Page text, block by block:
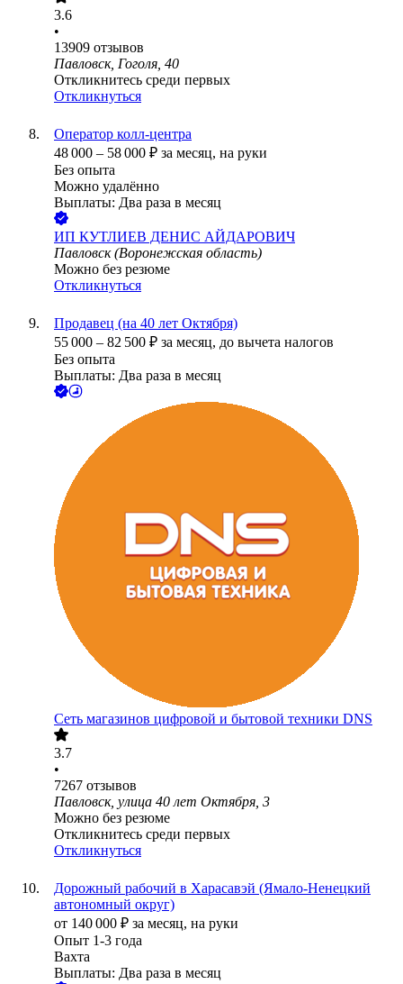
3.6
•
13909 отзывов
Павловск, Гоголя, 40
Откликнитесь среди первых
Откликнуться
Оператор колл-центра
48 000 – 58 000 ₽ за месяц, на руки
Без опыта
Можно удалённо
Выплаты: Два раза в месяц
ИП КУТЛИЕВ ДЕНИС АЙДАРОВИЧ
Павловск (Воронежская область)
Можно без резюме
Откликнуться
Продавец (на 40 лет Октября)
55 000 – 82 500 ₽ за месяц, до вычета налогов
Без опыта
Выплаты: Два раза в месяц
Сеть магазинов цифровой и бытовой техники DNS
3.7
•
7267 отзывов
Павловск, улица 40 лет Октября, 3
Можно без резюме
Откликнитесь среди первых
Откликнуться
Дорожный рабочий в Харасавэй (Ямало-Ненецкий
автономный округ)
от 140 000 ₽ за месяц, на руки
Опыт 1-3 года
Вахта
Выплаты: Два раза в месяц